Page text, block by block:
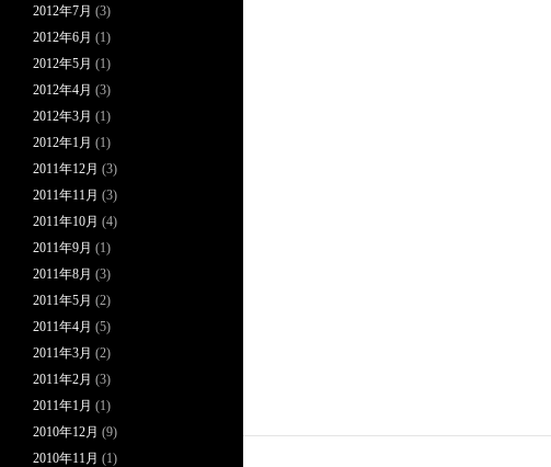
2012年7月 (3)
2012年6月 (1)
2012年5月 (1)
2012年4月 (3)
2012年3月 (1)
2012年1月 (1)
2011年12月 (3)
2011年11月 (3)
2011年10月 (4)
2011年9月 (1)
2011年8月 (3)
2011年5月 (2)
2011年4月 (5)
2011年3月 (2)
2011年2月 (3)
2011年1月 (1)
2010年12月 (9)
2010年11月 (1)